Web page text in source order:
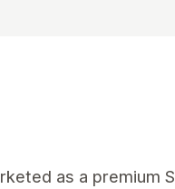
as a premium